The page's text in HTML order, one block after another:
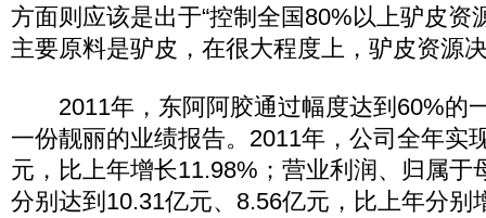
方面则应该是出于“控制全国80%以上驴皮
主要原料是驴皮，在很大程度上，驴皮资源
2011年，东阿阿胶通过幅度达到60%的
一份靓丽的业绩报告。2011年，公司全年实
元，比上年增长11.98%；营业利润、归属于
分别达到10.31亿元、8.56亿元，比上年分别